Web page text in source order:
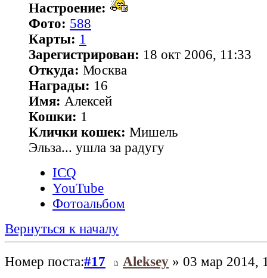
Настроение:
Фото: 588
Карты: 1
Зарегистрирован: 18 окт 2006, 11:33
Откуда: Москва
Награды: 16
Имя: Алексей
Кошки: 1
Клички кошек: Мишель
Эльза... ушла за радугу
ICQ
YouTube
Фотоальбом
Вернуться к началу
Номер поста:#17 Aleksey » 03 мар 2014,